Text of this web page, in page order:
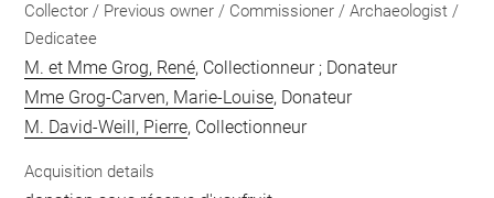
Collector / Previous owner / Commissioner / Archaeologist /
Dedicatee
M. et Mme Grog, René, Collectionneur ; Donateur
Mme Grog-Carven, Marie-Louise, Donateur
M. David-Weill, Pierre, Collectionneur
Acquisition details